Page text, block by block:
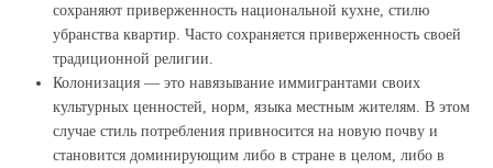
сохраняют приверженность национальной кухне, стилю
убранства квартир. Часто сохраняется приверженность своей
традиционной религии.
Колонизация — это навязывание иммигрантами своих
культурных ценностей, норм, языка местным жителям. В этом
случае стиль потребления привносится на новую почву и
становится доминирующим либо в стране в целом, либо в